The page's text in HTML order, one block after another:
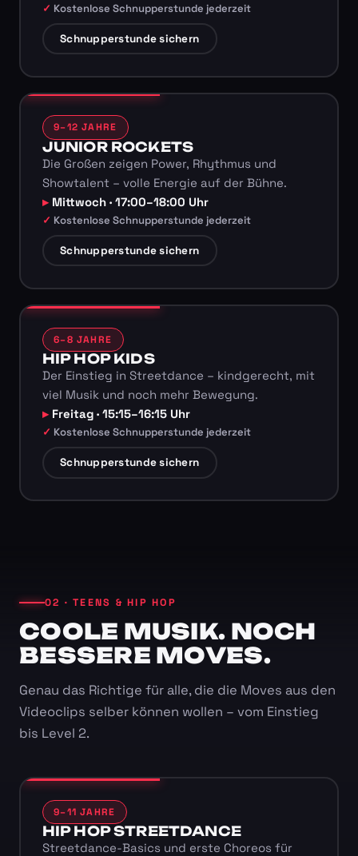
Kostenlose Schnupperstunde jederzeit
Schnupperstunde sichern
9–12 JAHRE
JUNIOR ROCKETS
Die Großen zeigen Power, Rhythmus und
Showtalent – volle Energie auf der Bühne.
Mittwoch · 17:00–18:00 Uhr
Kostenlose Schnupperstunde jederzeit
Schnupperstunde sichern
6–8 JAHRE
HIP HOP KIDS
Der Einstieg in Streetdance – kindgerecht, mit
viel Musik und noch mehr Bewegung.
Freitag · 15:15–16:15 Uhr
Kostenlose Schnupperstunde jederzeit
Schnupperstunde sichern
02 · TEENS & HIP HOP
COOLE MUSIK. NOCH
BESSERE MOVES.
Genau das Richtige für alle, die die Moves aus den
Videoclips selber können wollen – vom Einstieg
bis Level 2.
9–11 JAHRE
HIP HOP STREETDANCE
Streetdance-Basics und erste Choreos für